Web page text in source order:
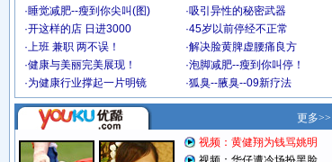
·睡觉减肥--瘦到你尖叫(图) ·吸引异性的秘密武器
·开这样的店 日进3000 ·45岁以前停经不正常
·上班 兼职 两不误！ ·解决脸黄脾虚腰痛良方
·健康与美丽完美展现！ ·泡脚减肥--瘦到你叫停！
·为健康行业撑起一片明镜 ·狐臭--腋臭--09新疗法